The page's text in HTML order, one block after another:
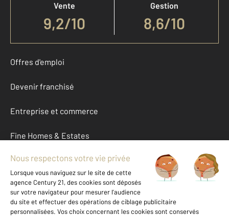
Vente
9,2/10
Gestion
8,6/10
Offres d'emploi
Devenir franchisé
Entreprise et commerce
Fine Homes & Estates
À propos
International
Nous contacter